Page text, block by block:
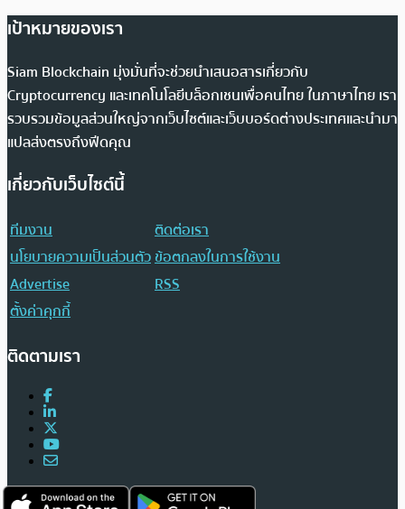
เป้าหมายของเรา
Siam Blockchain มุ่งมั่นที่จะช่วยนำเสนอสารเกี่ยวกับ
Cryptocurrency และเทคโนโลยีบล็อกเชนเพื่อคนไทย ในภาษาไทย เรา
รวบรวมข้อมูลส่วนใหญ่จากเว็บไซต์และเว็บบอร์ดต่างประเทศและนำมา
แปลส่งตรงถึงฟีดคุณ
เกี่ยวกับเว็บไซต์นี้
ทีมงาน
ติดต่อเรา
นโยบายความเป็นส่วนตัวข้อตกลงในการใช้งาน
Advertise
RSS
ตั้งค่าคุกกี้
ติดตามเรา